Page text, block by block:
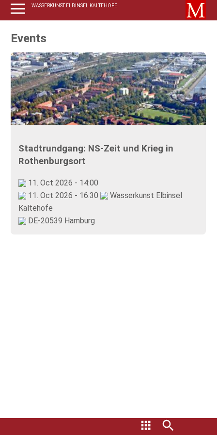
WASSERKUNST ELBINSEL KALTEHOFE
Events
Stadtrundgang: NS-Zeit und Krieg in
Rothenburgsort
11. Oct 2026 - 14:00
11. Oct 2026 - 16:30
Wasserkunst Elbinsel
Kaltehofe
DE-20539 Hamburg